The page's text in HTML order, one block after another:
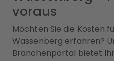
voraus
Möchten Sie die Kosten
Wassenberg erfahren?
Branchenportal bietet